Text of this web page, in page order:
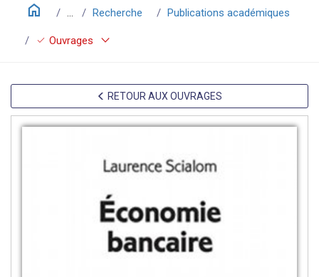
home Recherche Publications académiques
check Ouvrages keyboard_arrow_down
RETOUR AUX OUVRAGES